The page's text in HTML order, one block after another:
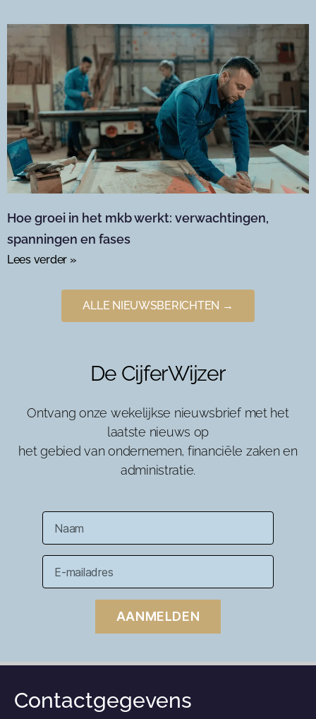
Hoe groei in het mkb werkt: verwachtingen,
spanningen en fases
Lees verder »
ALLE NIEUWSBERICHTEN →
De CijferWijzer
Ontvang onze wekelijkse nieuwsbrief met het
laatste nieuws op
het gebied van ondernemen, financiële zaken en
administratie.
AANMELDEN
Contactgegevens